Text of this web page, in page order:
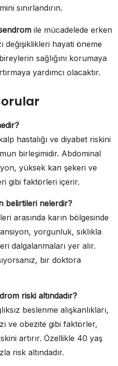
sınırlandırın.
ile mücadelede erken
değişiklikleri hayati öneme
sağlığını korumaya
yardımcı olacaktır.
hastalığı ve diyabet riskini
birleşimidir. Abdominal
yüksek kan şekeri ve
gibi faktörleri içerir.
belirtileri nelerdir?
arasında karın bölgesinde
yorgunluk, sıklıkla
dalgalanmaları yer alır.
bir doktora
riski altındadır?
beslenme alışkanlıkları,
ve obezite gibi faktörler,
artırır. Özellikle 40 yaş
risk altındadır.